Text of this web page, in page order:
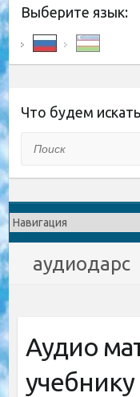
Выберите язык:
Что будем
аудиодарс
Аудио